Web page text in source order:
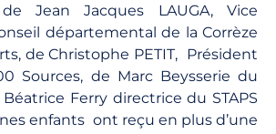
Jean Jacques LAUGA, Vice
départemental de la Corrèze
de Christophe PETIT, Président
Sources, de Marc Beysserie du
Béatrice Ferry directrice du STAPS
enfants ont reçu en plus d’une